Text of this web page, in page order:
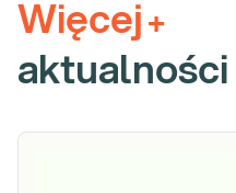
Więcej +
aktualności